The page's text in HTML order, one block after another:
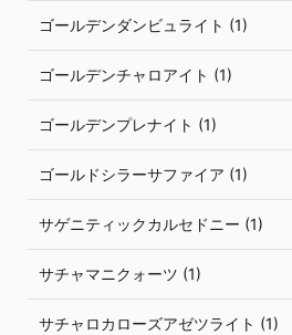
ゴールデンダンビュライト (1)
ゴールデンチャロアイト (1)
ゴールデンプレナイト (1)
ゴールドシラーサファイア (1)
サゲニティックカルセドニー (1)
サチャマニクォーツ (1)
サチャロカローズアゼツライト (1)